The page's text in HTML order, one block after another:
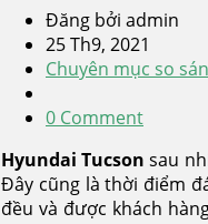
Đăng bởi admin
25 Th9, 2021
Chuyên mục so
0 Comment
Hyundai Tucsonsau
Đây cũng là thời điểm
đều và được khách